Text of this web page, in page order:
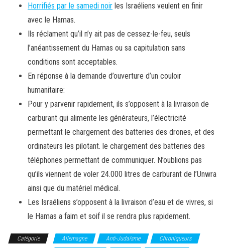
Horrifiés par le samedi noir les Israéliens veulent en finir
avec le Hamas.
Ils réclament qu’il n’y ait pas de cessez-le-feu, seuls
l’anéantissement du Hamas ou sa capitulation sans
conditions sont acceptables.
En réponse à la demande d’ouverture d’un couloir
humanitaire:
Pour y parvenir rapidement, ils s’opposent à la livraison de
carburant qui alimente les générateurs, l’électricité
permettant le chargement des batteries des drones, et des
ordinateurs les pilotant. le chargement des batteries des
téléphones permettant de communiquer. N’oublions pas
qu’ils viennent de voler 24.000 litres de carburant de l’Unwra
ainsi que du matériel médical.
Les Israéliens s’opposent à la livraison d’eau et de vivres, si
le Hamas a faim et soif il se rendra plus rapidement.
Catégorie Allemagne Anti-Judaïsme
Chroniqueurs